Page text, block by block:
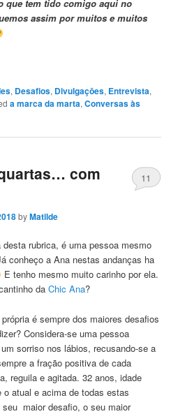
que tem tido comigo aqui no
assim por muitos e muitos
, Desafios, Divulgaçōes, Entrevista,
a marca da marta,Conversas às
com
byMatilde
11
rubrica, é uma pessoa mesmo
conheço a Ana nestas andanças ha
E tenho mesmo muito carinho por ela.
da Chic Ana?
é sempre dos maiores desafios
Considera-se uma pessoa
sorriso nos lábios, recusando-se a
a fração positiva de cada
reguila e agitada. 32 anos, idade
atual e acima de todas estas
maior desafio, o seu maior